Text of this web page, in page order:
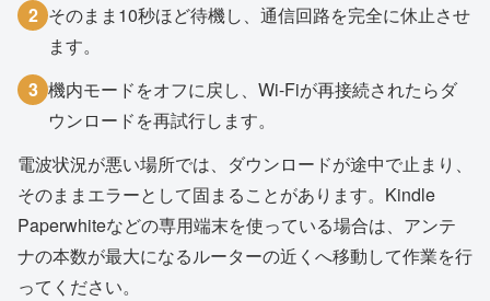
2 そのまま10秒ほど待機し、通信回路を完全に休止させ
ます。
3 機内モードをオフに戻し、Wi-Fiが再接続されたらダ
ウンロードを再試行します。
電波状況が悪い場所では、ダウンロードが途中で止まり、
そのままエラーとして固まることがあります。Kindle
Paperwhiteなどの専用端末を使っている場合は、アンテ
ナの本数が最大になるルーターの近くへ移動して作業を行
ってください。